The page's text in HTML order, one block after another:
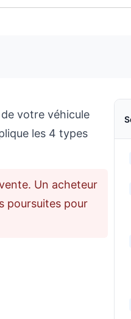
votre véhicule
les 4 types
Un acheteur
poursuites pour